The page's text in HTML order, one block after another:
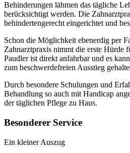
Behinderungen lähmen das tägliche
berücksichtigt werden. Die
behindertengerecht eingerichtet und
Schon die Möglichkeit ebenerdig per
Zahnarztpraxis nimmt die erste Hürde
Paudler ist direkt anfahrbar und es
zum beschwerdefreien Ausstieg
Durch besondere Schulungen und
Behandlung so auch mit Handicap
der täglichen Pflege zu Haus.
Besonderer Service
Ein kleiner Auszug